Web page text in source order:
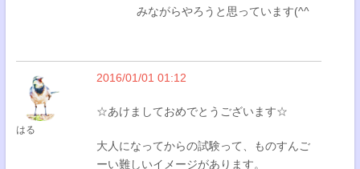
みながらやろうと思っています(^^
はる
2016/01/01 01:12
☆あけましておめでとうございます☆
大人になってからの試験って、ものすんご
ーい難しいイメージがあります。